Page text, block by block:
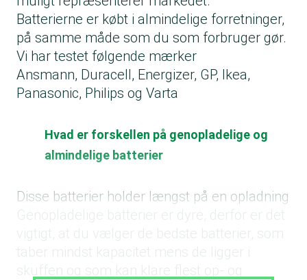
Batterierne er købt i almindelige forretninger,
på samme måde som du som forbruger gør.
Vi har testet følgende mærker
Ansmann, Duracell, Energizer, GP, Ikea,
Panasonic, Philips og Varta
Hvad er forskellen på genopladelige og
almindelige batterier
Disse batterier holder længst på en opladning
vigtigt, at du vælger de bedste batterier, som
taber mindst kapacitet mens de ligger i
skuffen og som kan klare flest op- og